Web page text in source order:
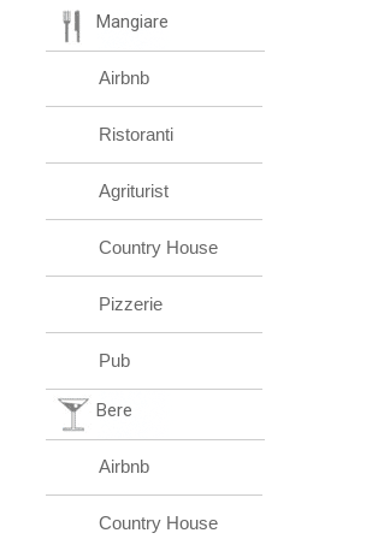
Mangiare
Airbnb
Ristoranti
Agriturist
Country House
Pizzerie
Pub
Bere
Airbnb
Country House